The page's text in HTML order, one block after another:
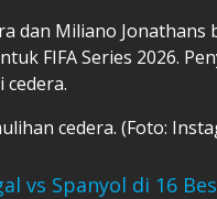
dan Miliano
FIFA Series 2026.
cedera.
cedera. (Foto:
vs Spanyol di 16